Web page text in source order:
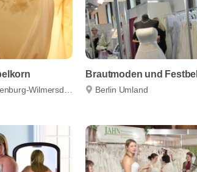
Wilmersdorf Berlin Umland